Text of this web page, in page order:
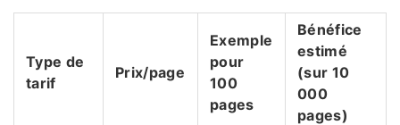
Type de
tarif
Prix/page
Exemple
pour
100
pages
Bénéfice
estimé
(sur 10
000
pages)